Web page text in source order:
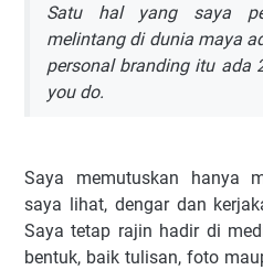
Satu hal yang saya
melintang di dunia maya
personal branding itu ada
you do.
Saya memutuskan hanya
saya lihat, dengar dan
Saya tetap rajin hadir di
bentuk, baik tulisan, foto